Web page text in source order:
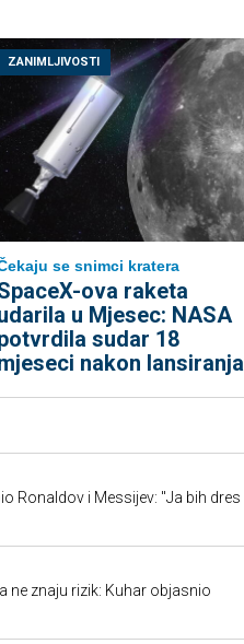
ZANIMLJIVOSTI
se snimci kratera
ova raketa
u Mjesec: NASA
sudar 18
nakon lansiranja
Ronaldov i Messijev: "Ja bih dres
ne znaju rizik: Kuhar objasnio